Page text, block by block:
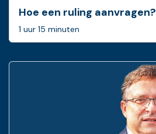
Hoe een ruling ­aanvragen?
1 uur 15 minuten